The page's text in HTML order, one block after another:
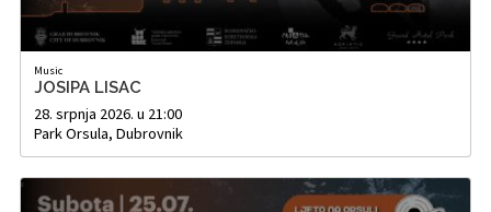
Music
JOSIPA LISAC
28. srpnja 2026. u 21:00
Park Orsula, Dubrovnik